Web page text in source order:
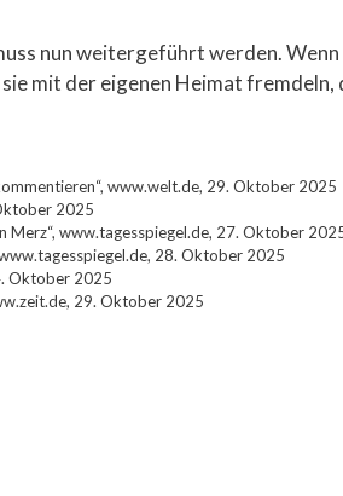
nun weitergeführt werden.
mit der eigenen Heimat
www.welt.de, 29. Oktober 2025
2025
Merz“, www.tagesspiegel.de, 27. Oktober
28. Oktober 2025
Oktober 2025
29. Oktober 2025